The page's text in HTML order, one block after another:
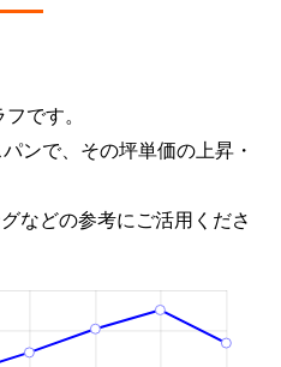
です。
ンで、その坪単価の上昇・
などの参考にご活用くださ